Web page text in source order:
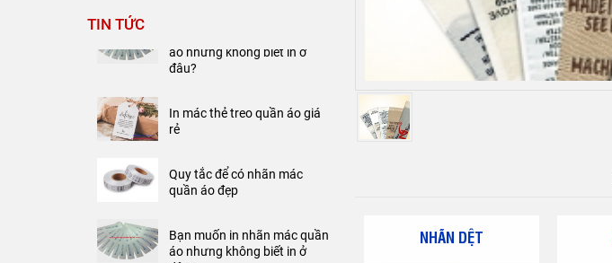
TIN TỨC
đâu?
rẻ
quần áo đẹp
áo nhưng không biết in ở
đâu?
NHÃN DỆT